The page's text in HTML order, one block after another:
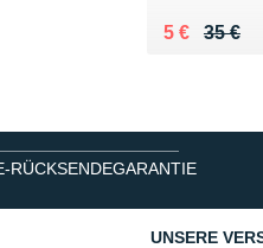
35 €
Au lieu de
5 €
Vendu 5 €
RÜCKSENDEGARANTIE
UNSERE